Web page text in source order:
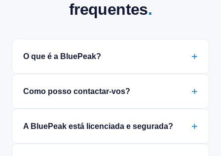
frequentes.
O que é a BluePeak?
Como posso contactar-vos?
A BluePeak está licenciada e segurada?